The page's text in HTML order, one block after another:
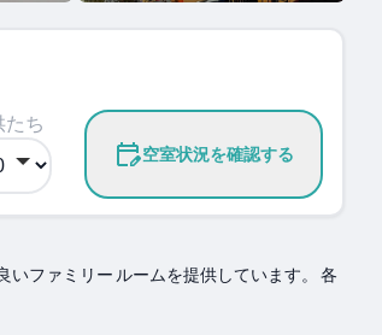
たち
空室状況を確認する
ファミリー ルームを提供しています。 各